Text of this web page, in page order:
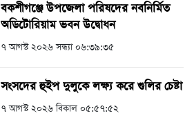
বকশীগঞ্জে উপজেলা পরিষদের নবনির্মিত
অডিটোরিয়াম ভবন উদ্বোধন
৭ আগস্ট ২০২৬ সন্ধ্যা ০৬:৩৯:৩৫
সংসদের হুইপ দুলুকে লক্ষ্য করে গুলির চেষ্টা
৭ আগস্ট ২০২৬ বিকাল ০৫:৫৭:৫২